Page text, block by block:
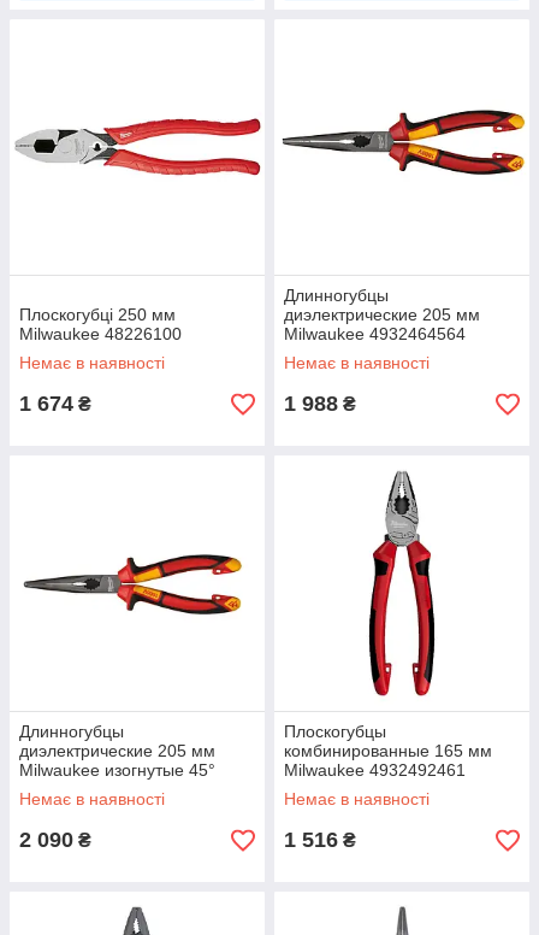
Плоскогубці 250 мм
Milwaukee 48226100
Немає в наявності
1 674 ₴
Длинногубцы
диэлектрические 205 мм
Milwaukee 4932464564
Немає в наявності
1 988 ₴
Длинногубцы
диэлектрические 205 мм
Milwaukee изогнутые 45°
4932464565
Немає в наявності
2 090 ₴
Плоскогубцы
комбинированные 165 мм
Milwaukee 4932492461
Немає в наявності
1 516 ₴